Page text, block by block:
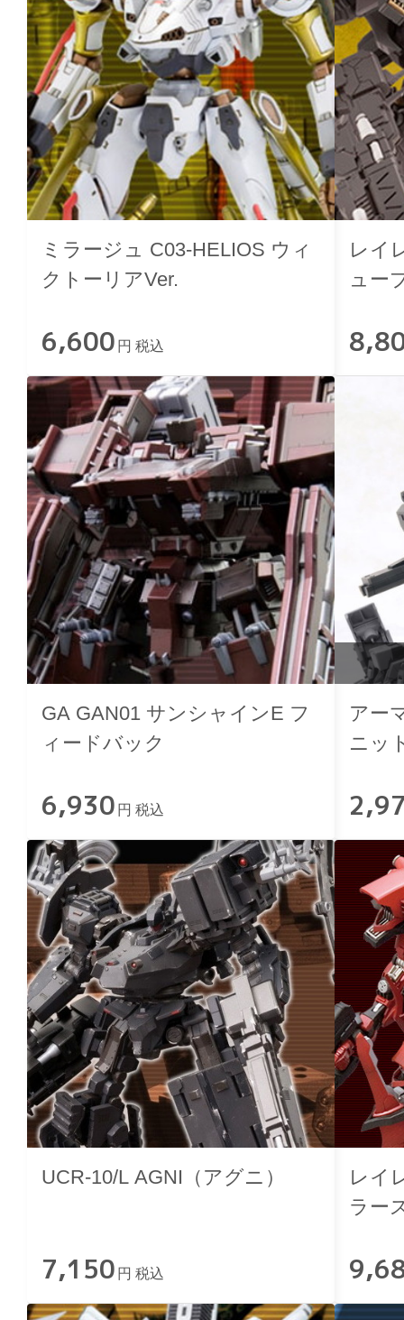
ミラージュ C03-HELIOS ウィ
クトーリアVer.
6,600 円 税込
レイ
ュー
GA GAN01 サンシャインE フ
ィードバック
6,930 円 税込
アー
ニッ
UCR-10/L AGNI（アグニ）
7,150 円 税込
レイ
ラー